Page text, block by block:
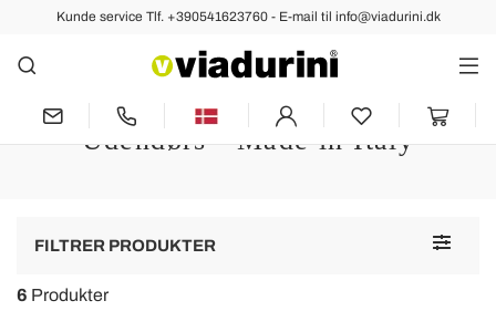
Kunde service Tlf. +390541623760 - E-mail til info@viadurini.dk
Bardisk til Hjemmet med Moderne
og Vintage Design til Indendørs og
Udendørs - Made in Italy
Toggle
FILTRER PRODUKTER
6 Produkter